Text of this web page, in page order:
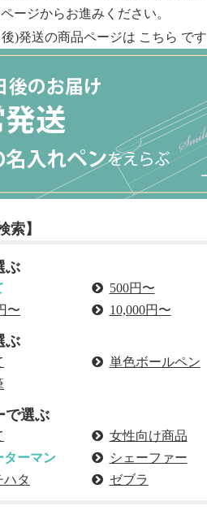
ページからお進みください。
)発送の商品ページは こちら です
索】
ぶ
500円〜
〜
10,000円〜
ぶ
単色ボールペン
で選ぶ
女性向け商品
ターマン
シェーファー
ハタ
ゼブラ